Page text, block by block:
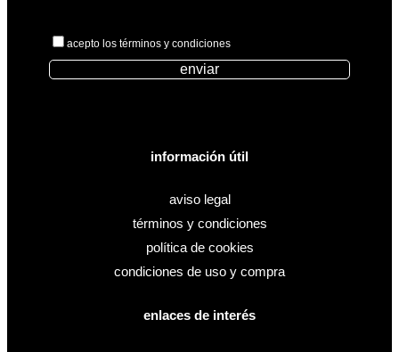
acepto los términos y condiciones
enviar
información útil
aviso legal
términos y condiciones
política de cookies
condiciones de uso y compra
enlaces de interés